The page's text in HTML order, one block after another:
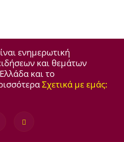
ενημερωτική
και θεμάτων
και το
Σχετικά με εμάς: